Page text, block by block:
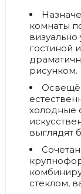
комнаты
гостиной
рисунком.
холодные
выглядят
стеклом,